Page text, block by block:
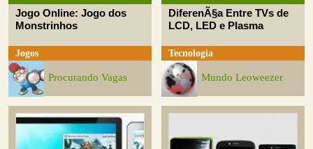
Jogo Online: Jogo dos
Monstrinhos
Jogos
Procurando Vagas
DiferenÃ§a Entre TVs de
LCD, LED e Plasma
Tecnologia
Mundo Leoweezer